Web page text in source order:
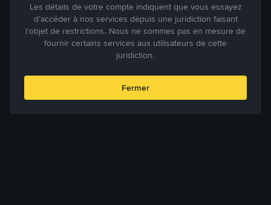
Les détails de votre compte indiquent que vous essayez
d’accéder à nos services depuis une juridiction faisant
l’objet de restrictions. Nous ne sommes pas en mesure de
fournir certains services aux utilisateurs de cette
juridiction.
Fermer